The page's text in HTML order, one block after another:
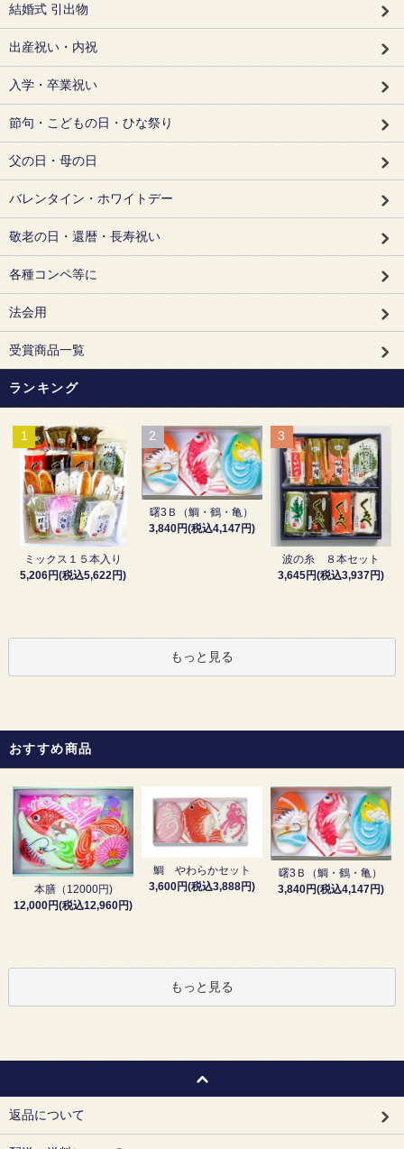
結婚式 引出物
出産祝い・内祝
入学・卒業祝い
節句・こどもの日・ひな祭り
父の日・母の日
バレンタイン・ホワイトデー
敬老の日・還暦・長寿祝い
各種コンペ等に
法会用
受賞商品一覧
ランキング
1
ミックス１５本入り
5,206円(税込5,622円)
2
曙3Ｂ（鯛・鶴・亀）
3,840円(税込4,147円)
3
波の糸 ８本セット
3,645円(税込3,937円)
もっと見る
おすすめ商品
本膳（12000円)
12,000円(税込12,960円)
鯛 やわらかセット
3,600円(税込3,888円)
曙3Ｂ（鯛・鶴・亀）
3,840円(税込4,147円)
もっと見る
返品について